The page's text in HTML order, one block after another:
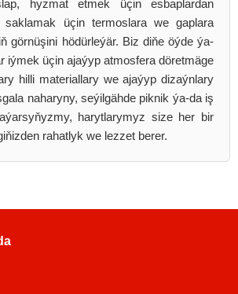
hyzmat etmek üçin esbaplardan
saklamak üçin termoslara we gaplara
görnüşini hödürleýär. Biz diňe öýde ýa-
iýmek üçin ajaýyp atmosfera döretmäge
hilli materiallary we ajaýyp dizaýnlary
naharyny, seýilgähde piknik ýa-da iş
harytlarymyz size her bir
rahatlyk we lezzet berer.